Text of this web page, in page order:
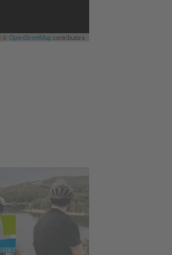
OpenStreetMapcontributors